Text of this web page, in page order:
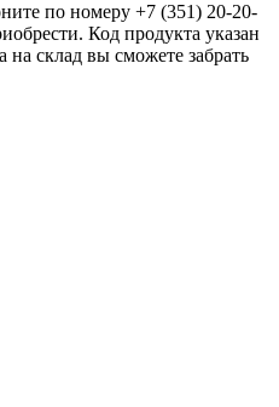
по номеру +7 (351) 20-20-
Код продукта указан
склад вы сможете забрать